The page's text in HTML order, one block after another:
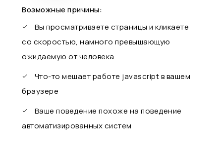
Возможные причины:
Вы просматриваете страницы и кликаете
со скоростью, намного превышающую
ожидаемую от человека
Что-то мешает работе javascript в вашем
браузере
Ваше поведение похоже на поведение
автоматизированных систем